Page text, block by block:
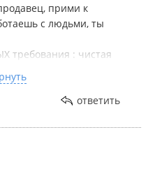
прими к
с людьми, ты
требования : чистая
красивый и СВЕЖИЙ)
понимаю, работа
с порога, так не не
только за это.
и подарите
ответить